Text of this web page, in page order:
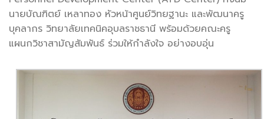
นายบัณฑิตย์ เหลาทอง หัวหน้าศูนย์วิทยฐานะ และพัฒนาครู
บุคลากร วิทยาลัยเทคนิคอุบลราชธานี พร้อมด้วยคณะครู
แผนกวิชาสามัญสัมพันธ์ ร่วมให้กำลังใจ อย่างอบอุ่น